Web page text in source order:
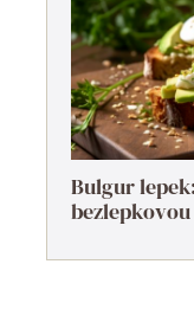
Bulgur